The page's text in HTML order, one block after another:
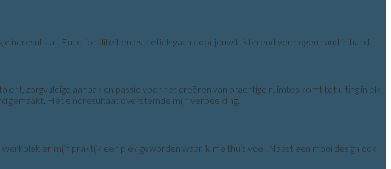
Functionaliteit en esthetiek gaan door jouw luisterend vermogen hand in hand.
zorgvuldige aanpak en passie voor het creëren van prachtige ruimtes komt tot uiting in elk
gemaakt. Het eindresultaat overstemde mijn verbeelding.
en mijn praktijk een plek geworden waar ik me thuis voel. Naast een mooi design ook